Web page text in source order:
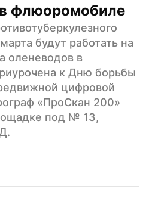
флюоромобиле
будут работать на
оленеводов в
к Дню борьбы
цифровой
«ПроСкан 200»
под № 13,